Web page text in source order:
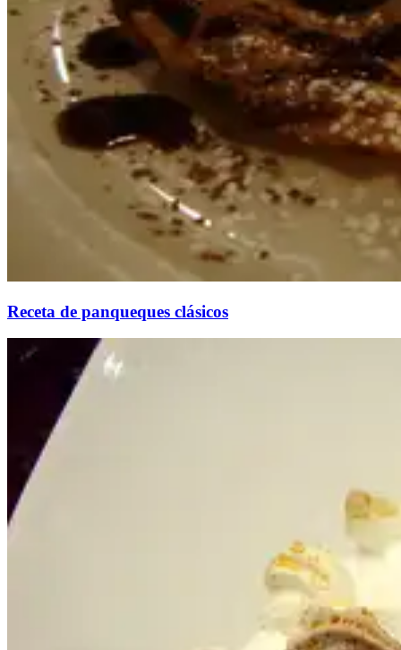
Receta de panqueques clásicos